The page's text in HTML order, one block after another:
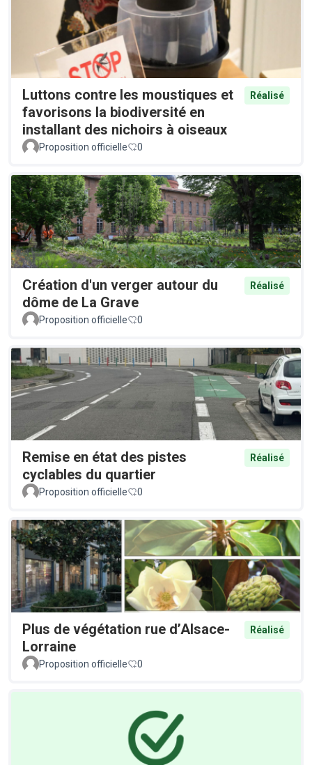
Luttons contre les moustiques et
favorisons la biodiversité en
installant des nichoirs à oiseaux
Réalisé
Proposition officielle 0
Création d'un verger autour du
dôme de La Grave
Réalisé
Proposition officielle 0
Remise en état des pistes
cyclables du quartier
Réalisé
Proposition officielle 0
Plus de végétation rue d’Alsace-
Lorraine
Réalisé
Proposition officielle 0